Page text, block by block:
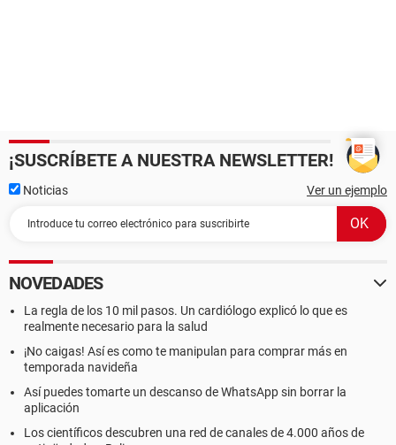
¡SUSCRÍBETE A NUESTRA NEWSLETTER!
Noticias Ver un ejemplo
NOVEDADES
La regla de los 10 mil pasos. Un cardiólogo explicó lo que es
realmente necesario para la salud
¡No caigas! Así es como te manipulan para comprar más en
temporada navideña
Así puedes tomarte un descanso de WhatsApp sin borrar la
aplicación
Los científicos descubren una red de canales de 4.000 años de